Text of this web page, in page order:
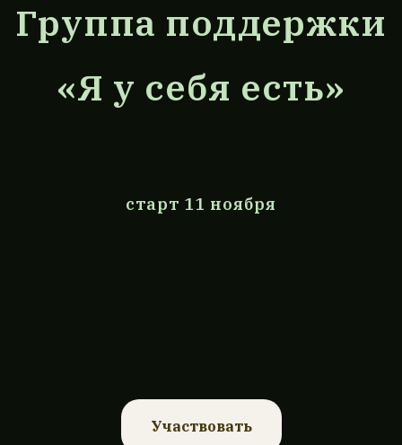
Группа поддержки
«Я у себя есть»
старт 11 ноября
Участвовать